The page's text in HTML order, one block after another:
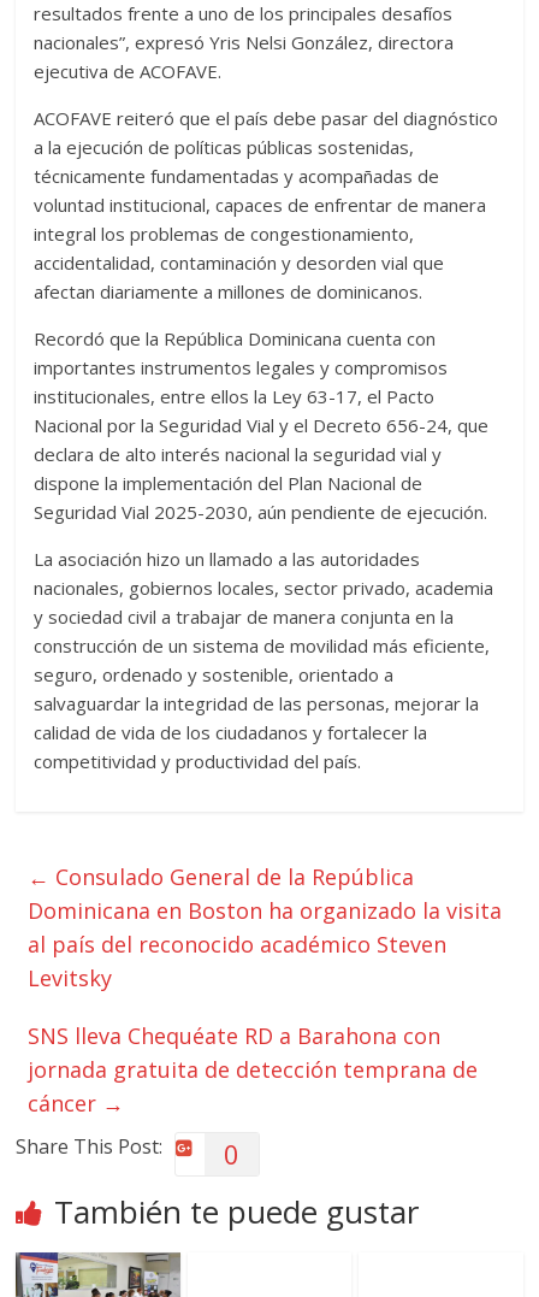
resultados frente a uno de los principales desafíos
nacionales”, expresó Yris Nelsi González, directora
ejecutiva de ACOFAVE.
ACOFAVE reiteró que el país debe pasar del diagnóstico
a la ejecución de políticas públicas sostenidas,
técnicamente fundamentadas y acompañadas de
voluntad institucional, capaces de enfrentar de manera
integral los problemas de congestionamiento,
accidentalidad, contaminación y desorden vial que
afectan diariamente a millones de dominicanos.
Recordó que la República Dominicana cuenta con
importantes instrumentos legales y compromisos
institucionales, entre ellos la Ley 63-17, el Pacto
Nacional por la Seguridad Vial y el Decreto 656-24, que
declara de alto interés nacional la seguridad vial y
dispone la implementación del Plan Nacional de
Seguridad Vial 2025-2030, aún pendiente de ejecución.
La asociación hizo un llamado a las autoridades
nacionales, gobiernos locales, sector privado, academia
y sociedad civil a trabajar de manera conjunta en la
construcción de un sistema de movilidad más eficiente,
seguro, ordenado y sostenible, orientado a
salvaguardar la integridad de las personas, mejorar la
calidad de vida de los ciudadanos y fortalecer la
competitividad y productividad del país.
← Consulado General de la República
Dominicana en Boston ha organizado la visita
al país del reconocido académico Steven
Levitsky
SNS lleva Chequéate RD a Barahona con
jornada gratuita de detección temprana de
cáncer →
Share This Post: 0
También te puede gustar